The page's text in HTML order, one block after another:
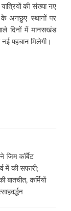
की संख्या नए
के अनछुए स्थानों पर
दिनों में मानसखंड
पहचान मिलेगी।
जिम कॉर्बेट
में की सफारी;
बातचीत, कर्मियों